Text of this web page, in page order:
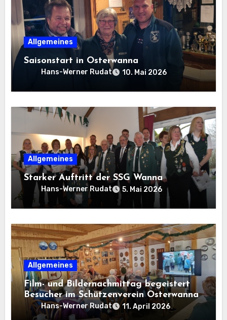
Allgemeines
Saisonstart in Osterwanna
Hans-Werner Rudat 10. Mai 2026
Allgemeines
Starker Auftritt der SSG Wanna
Hans-Werner Rudat 5. Mai 2026
Allgemeines
Film- und Bildernachmittag begeistert
Besucher im Schützenverein Osterwanna
Hans-Werner Rudat 11. April 2026